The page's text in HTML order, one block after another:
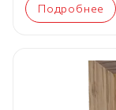
Подробнее